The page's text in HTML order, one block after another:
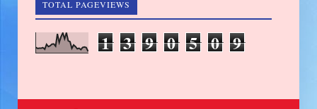
TOTAL PAGEVIEWS
1 3 9 0 5 0 9